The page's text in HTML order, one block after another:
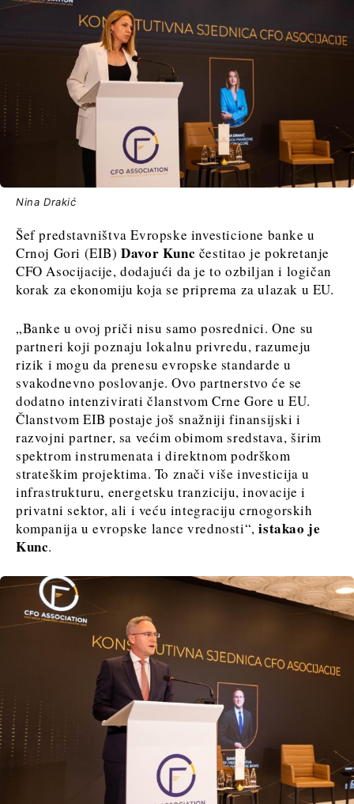
Nina Drakić
Šef predstavništva Evropske investicione banke u
Crnoj Gori (EIB)Davor Kunc čestitao je pokretanje
CFO Asocijacije, dodajući da je to ozbiljan i logičan
korak za ekonomiju koja se priprema za ulazak u EU.
„Banke u ovoj priči nisu samo posrednici. One su
partneri koji poznaju lokalnu privredu, razumeju
rizik i mogu da prenesu evropske standarde u
svakodnevno poslovanje. Ovo partnerstvo će se
dodatno intenzivirati članstvom Crne Gore u EU.
Članstvom EIB postaje još snažniji finansijski i
razvojni partner, sa većim obimom sredstava, širim
spektrom instrumenata i direktnom podrškom
strateškim projektima. To znači više investicija u
infrastrukturu, energetsku tranziciju, inovacije i
privatni sektor, ali i veću integraciju crnogorskih
kompanija u evropske lance vrednosti“,istakao je
Kunc.